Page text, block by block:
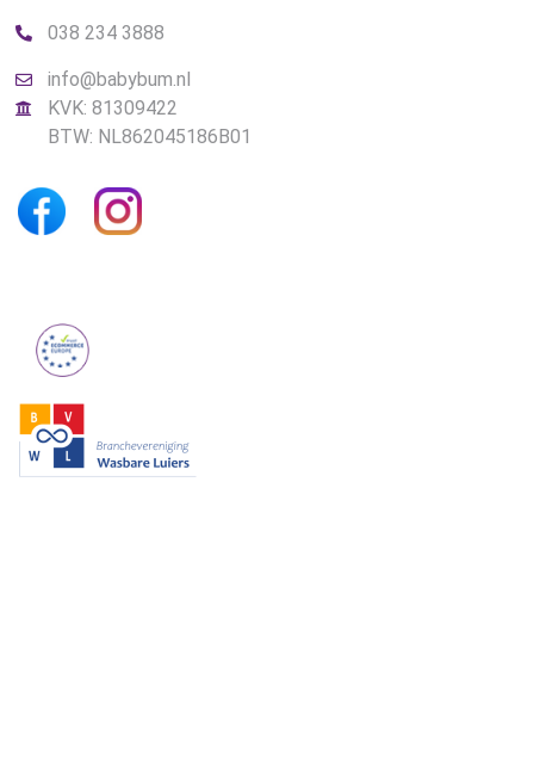
038 234 3888
info@babybum.nl
KVK: 81309422
BTW: NL862045186B01